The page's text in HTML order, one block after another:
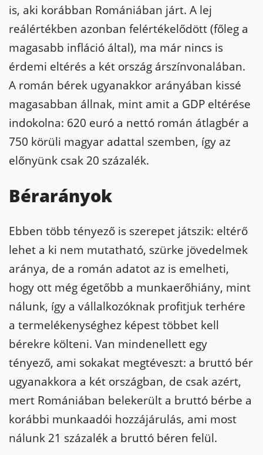
is, aki korábban Romániában járt. A lej
reálértékben azonban felértékelődött (főleg a
magasabb infláció által), ma már nincs is
érdemi eltérés a két ország árszínvonalában.
A román bérek ugyanakkor arányában kissé
magasabban állnak, mint amit a GDP eltérése
indokolna: 620 euró a nettó román átlagbér a
750 körüli magyar adattal szemben, így az
előnyünk csak 20 százalék.
Bérarányok
Ebben több tényező is szerepet játszik: eltérő
lehet a ki nem mutatható, szürke jövedelmek
aránya, de a román adatot az is emelheti,
hogy ott még égetőbb a munkaerőhiány, mint
nálunk, így a vállalkozóknak profitjuk terhére
a termelékenységhez képest többet kell
bérekre költeni. Van mindenellett egy
tényező, ami sokakat megtéveszt: a bruttó bér
ugyanakkora a két országban, de csak azért,
mert Romániában belekerült a bruttó bérbe a
korábbi munkaadói hozzájárulás, ami most
nálunk 21 százalék a bruttó béren felül.